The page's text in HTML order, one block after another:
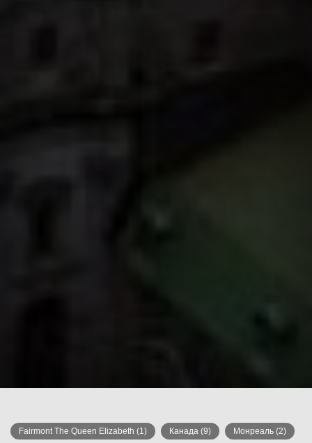
Fairmont The Queen Elizabeth (1) Канада (9) Монреаль (2)